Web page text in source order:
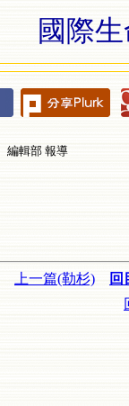
國際
編輯部 報導
上一篇(勒杉)
回